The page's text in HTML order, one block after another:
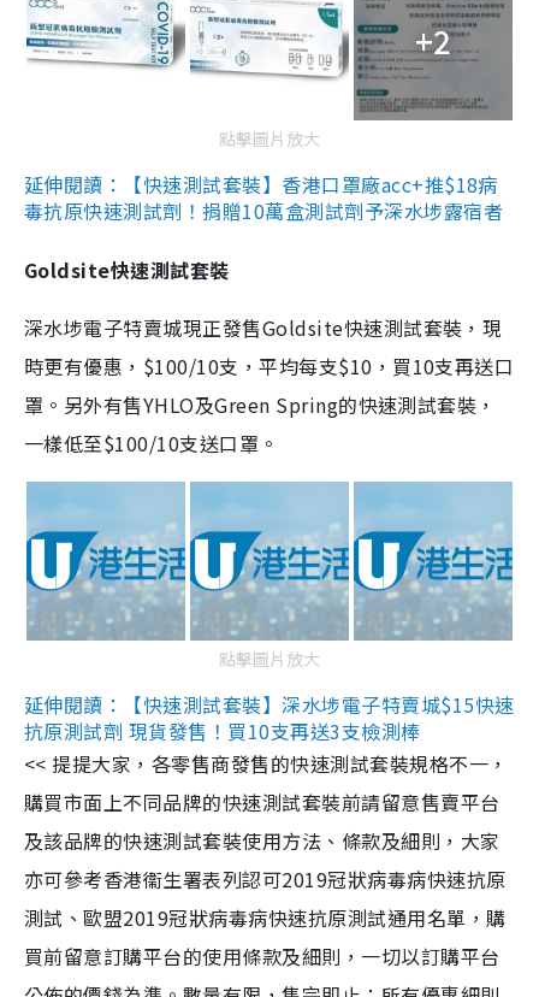
+2
點擊圖片放大
延伸閱讀：【快速測試套裝】香港口罩廠acc+推$18病
毒抗原快速測試劑！捐贈10萬盒測試劑予深水埗露宿者
Goldsite快速測試套裝
深水埗電子特賣城現正發售Goldsite快速測試套裝，現
時更有優惠，$100/10支，平均每支$10，買10支再送口
罩。另外有售YHLO及Green Spring的快速測試套裝，
一樣低至$100/10支送口罩。
點擊圖片放大
延伸閱讀：【快速測試套裝】深水埗電子特賣城$15快速
抗原測試劑 現貨發售！買10支再送3支檢測棒
<< 提提大家，各零售商發售的快速測試套裝規格不一，
購買市面上不同品牌的快速測試套裝前請留意售賣平台
及該品牌的快速測試套裝使用方法、條款及細則，大家
亦可參考香港衞生署表列認可2019冠狀病毒病快速抗原
測試、歐盟2019冠狀病毒病快速抗原測試通用名單，購
買前留意訂購平台的使用條款及細則，一切以訂購平台